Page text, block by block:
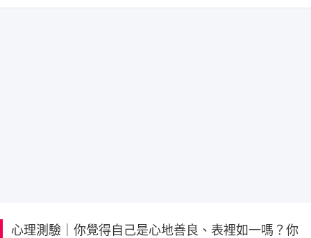
心理測驗｜你覺得自己是心地善良、表裡如一嗎？你